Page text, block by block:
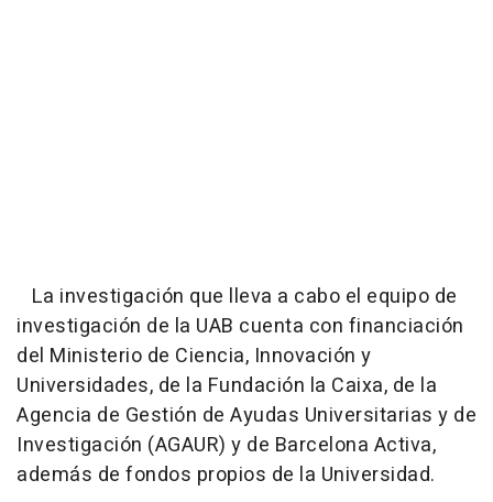
La investigación que lleva a cabo el equipo de
investigación de la UAB cuenta con financiación
del Ministerio de Ciencia, Innovación y
Universidades, de la Fundación la Caixa, de la
Agencia de Gestión de Ayudas Universitarias y de
Investigación (AGAUR) y de Barcelona Activa,
además de fondos propios de la Universidad.